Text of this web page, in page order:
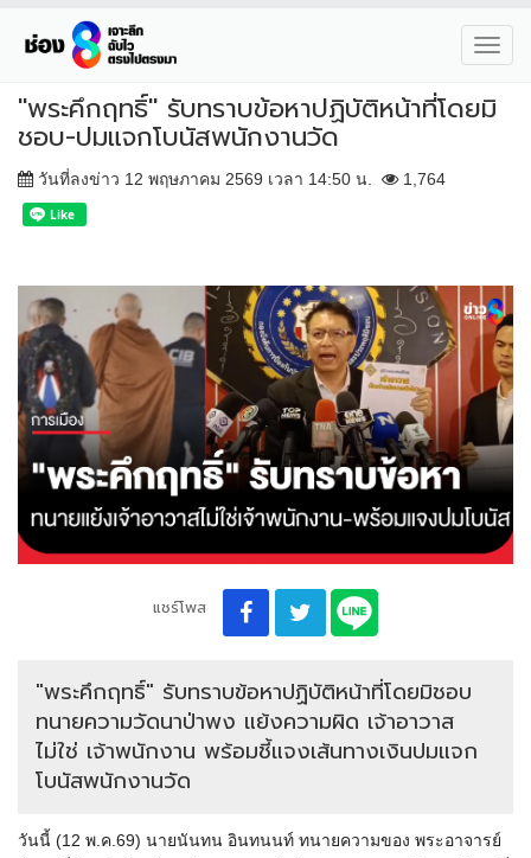
"พระคึกฤทธิ์" รับทราบข้อหาปฏิบัติหน้าที่โดยมิ
ชอบ-ปมแจกโบนัสพนักงานวัด
วันที่ลงข่าว 12 พฤษภาคม 2569 เวลา 14:50 น. 1,764
แชร์โพส
"พระคึกฤทธิ์" รับทราบข้อหาปฏิบัติหน้าที่โดยมิชอบ
ทนายความวัดนาป่าพง แย้งความผิด เจ้าอาวาส
ไม่ใช่ เจ้าพนักงาน พร้อมชี้แจงเส้นทางเงินปมแจก
โบนัสพนักงานวัด
วันนี้ (12 พ.ค.69) นายนันทน อินทนนท์ ทนายความของ พระอาจารย์